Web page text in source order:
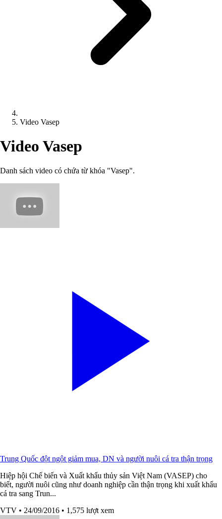
Video Vasep
Video Vasep
Danh sách video có chứa từ khóa "Vasep".
Trung Quốc đột ngột giảm mua, DN và người nuôi cá tra thận trọng
Hiệp hội Chế biến và Xuất khẩu thủy sản Việt Nam (VASEP) cho
biết, người nuôi cũng như doanh nghiệp cần thận trọng khi xuất khẩu
cá tra sang Trun...
VTV • 24/09/2016 • 1,575 lượt xem